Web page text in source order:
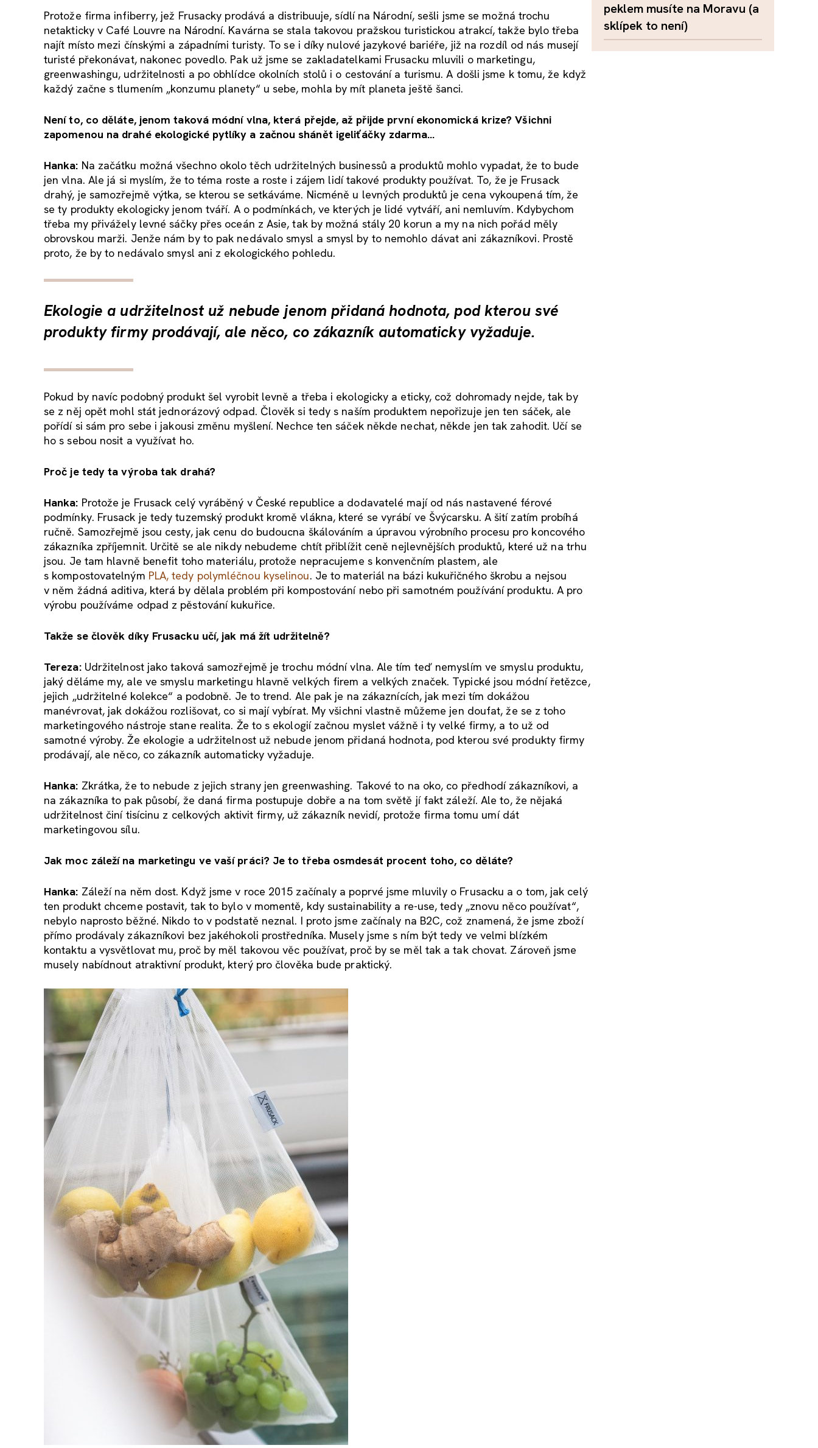
Protože firma infiberry, jež Frusacky prodává a distribuuje, sídlí na Národní, sešli jsme se možná trochu
netakticky v Café Louvre na Národní. Kavárna se stala takovou pražskou turistickou atrakcí, takže bylo třeba
najít místo mezi čínskými a západními turisty. To se i díky nulové jazykové bariéře, již na rozdíl od nás musejí
turisté překonávat, nakonec povedlo. Pak už jsme se zakladatelkami Frusacku mluvili o marketingu,
greenwashingu, udržitelnosti a po obhlídce okolních stolů i o cestování a turismu. A došli jsme k tomu, že když
každý začne s tlumením „konzumu planety“ u sebe, mohla by mít planeta ještě šanci.
Není to, co děláte, jenom taková módní vlna, která přejde, až přijde první ekonomická krize? Všichni
zapomenou na drahé ekologické pytlíky a začnou shánět igeliťáčky zdarma…
Hanka: Na začátku možná všechno okolo těch udržitelných businessů a produktů mohlo vypadat, že to bude
jen vlna. Ale já si myslím, že to téma roste a roste i zájem lidí takové produkty používat. To, že je Frusack
drahý, je samozřejmě výtka, se kterou se setkáváme. Nicméně u levných produktů je cena vykoupená tím, že
se ty produkty ekologicky jenom tváří. A o podmínkách, ve kterých je lidé vytváří, ani nemluvím. Kdybychom
třeba my přivážely levné sáčky přes oceán z Asie, tak by možná stály 20 korun a my na nich pořád měly
obrovskou marži. Jenže nám by to pak nedávalo smysl a smysl by to nemohlo dávat ani zákazníkovi. Prostě
proto, že by to nedávalo smysl ani z ekologického pohledu.
Ekologie a udržitelnost už nebude jenom přidaná hodnota, pod kterou své
produkty firmy prodávají, ale něco, co zákazník automaticky vyžaduje.
Pokud by navíc podobný produkt šel vyrobit levně a třeba i ekologicky a eticky, což dohromady nejde, tak by
se z něj opět mohl stát jednorázový odpad. Člověk si tedy s naším produktem nepořizuje jen ten sáček, ale
pořídí si sám pro sebe i jakousi změnu myšlení. Nechce ten sáček někde nechat, někde jen tak zahodit. Učí se
ho s sebou nosit a využívat ho.
Proč je tedy ta výroba tak drahá?
Hanka: Protože je Frusack celý vyráběný v České republice a dodavatelé mají od nás nastavené férové
podmínky. Frusack je tedy tuzemský produkt kromě vlákna, které se vyrábí ve Švýcarsku. A šití zatím probíhá
ručně. Samozřejmě jsou cesty, jak cenu do budoucna škálováním a úpravou výrobního procesu pro koncového
zákazníka zpříjemnit. Určitě se ale nikdy nebudeme chtít přiblížit ceně nejlevnějších produktů, které už na trhu
jsou. Je tam hlavně benefit toho materiálu, protože nepracujeme s konvenčním plastem, ale
s kompostovatelným PLA, tedy polymléčnou kyselinou. Je to materiál na bázi kukuřičného škrobu a nejsou
v něm žádná aditiva, která by dělala problém při kompostování nebo při samotném používání produktu. A pro
výrobu používáme odpad z pěstování kukuřice.
Takže se člověk díky Frusacku učí, jak má žít udržitelně?
Tereza:Udržitelnost jako taková samozřejmě je trochu módní vlna. Ale tím teď nemyslím ve smyslu produktu,
jaký děláme my, ale ve smyslu marketingu hlavně velkých firem a velkých značek. Typické jsou módní řetězce,
jejich „udržitelné kolekce“ a podobně. Je to trend. Ale pak je na zákaznících, jak mezi tím dokážou
manévrovat, jak dokážou rozlišovat, co si mají vybírat. My všichni vlastně můžeme jen doufat, že se z toho
marketingového nástroje stane realita. Že to s ekologií začnou myslet vážně i ty velké firmy, a to už od
samotné výroby. Že ekologie a udržitelnost už nebude jenom přidaná hodnota, pod kterou své produkty firmy
prodávají, ale něco, co zákazník automaticky vyžaduje.
Hanka: Zkrátka, že to nebude z jejich strany jen greenwashing. Takové to na oko, co předhodí zákazníkovi, a
na zákazníka to pak působí, že daná firma postupuje dobře a na tom světě jí fakt záleží. Ale to, že nějaká
udržitelnost činí tisícinu z celkových aktivit firmy, už zákazník nevidí, protože firma tomu umí dát
marketingovou sílu.
Jak moc záleží na marketingu ve vaší práci? Je to třeba osmdesát procent toho, co děláte?
Hanka: Záleží na něm dost. Když jsme v roce 2015 začínaly a poprvé jsme mluvily o Frusacku a o tom, jak celý
ten produkt chceme postavit, tak to bylo v momentě, kdy sustainability a re-use, tedy „znovu něco používat“,
nebylo naprosto běžné. Nikdo to v podstatě neznal. I proto jsme začínaly na B2C, což znamená, že jsme zboží
přímo prodávaly zákazníkovi bez jakéhokoli prostředníka. Musely jsme s ním být tedy ve velmi blízkém
kontaktu a vysvětlovat mu, proč by měl takovou věc používat, proč by se měl tak a tak chovat. Zároveň jsme
musely nabídnout atraktivní produkt, který pro člověka bude praktický.
peklem musíte na Moravu (a
sklípek to není)